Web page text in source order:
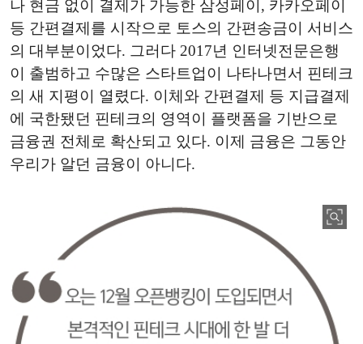
나 현금 없이 결제가 가능한 삼성페이, 카카오페이
등 간편결제를 시작으로 토스의 간편송금이 서비스
의 대부분이었다. 그러다 2017년 인터넷전문은행
이 출범하고 수많은 스타트업이 나타나면서 핀테크
의 새 지평이 열렸다. 이체와 간편결제 등 지급결제
에 국한됐던 핀테크의 영역이 플랫폼을 기반으로
금융권 전체로 확산되고 있다. 이제 금융은 그동안
우리가 알던 금융이 아니다.